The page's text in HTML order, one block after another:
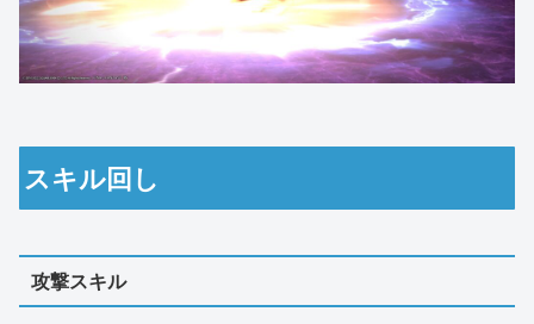
スキル回し
攻撃スキル